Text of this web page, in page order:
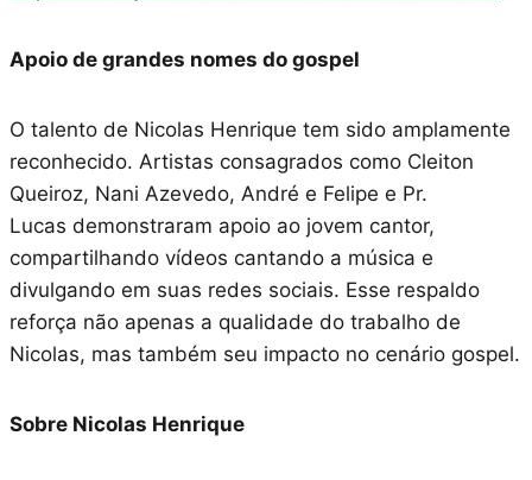
Apoio de grandes nomes do gospel
O talento de Nicolas Henrique tem sido amplamente
reconhecido. Artistas consagrados como Cleiton
Queiroz, Nani Azevedo, André e Felipe e Pr.
Lucas demonstraram apoio ao jovem cantor,
compartilhando vídeos cantando a música e
divulgando em suas redes sociais. Esse respaldo
reforça não apenas a qualidade do trabalho de
Nicolas, mas também seu impacto no cenário gospel.
Sobre Nicolas Henrique